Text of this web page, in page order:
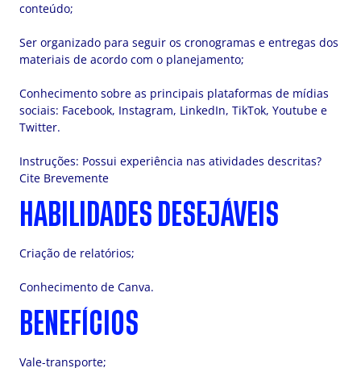
conteúdo;
Ser organizado para seguir os cronogramas e entregas dos
materiais de acordo com o planejamento;
Conhecimento sobre as principais plataformas de mídias
sociais: Facebook, Instagram, LinkedIn, TikTok, Youtube e
Twitter.
Instruções: Possui experiência nas atividades descritas?
Cite Brevemente
HABILIDADES DESEJÁVEIS
Criação de relatórios;
Conhecimento de Canva.
BENEFÍCIOS
Vale-transporte;